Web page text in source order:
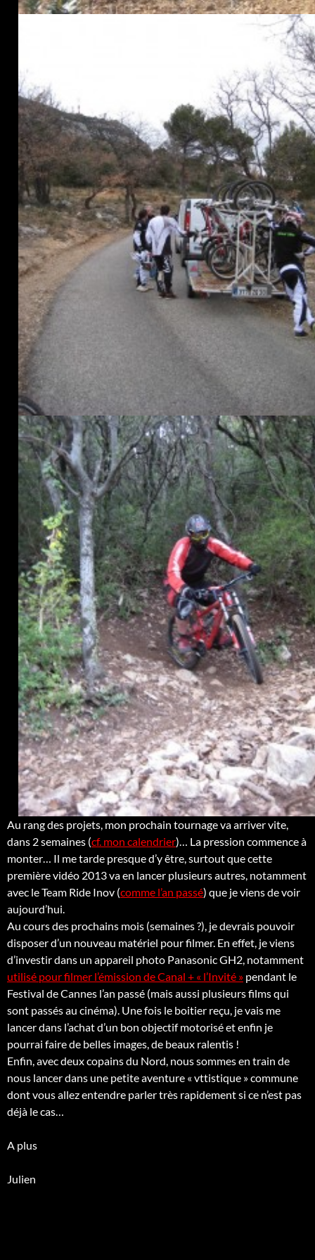
Au rang des projets, mon prochain tournage va arriver vite,
dans 2 semaines (cf. mon calendrier)… La pression commence à
monter… Il me tarde presque d’y être, surtout que cette
première vidéo 2013 va en lancer plusieurs autres, notamment
avec le Team Ride Inov (comme l’an passé) que je viens de voir
aujourd’hui.
Au cours des prochains mois (semaines ?), je devrais pouvoir
disposer d’un nouveau matériel pour filmer. En effet, je viens
d’investir dans un appareil photo Panasonic GH2, notamment
utilisé pour filmer l’émission de Canal + « l’Invité » pendant le
Festival de Cannes l’an passé (mais aussi plusieurs films qui
sont passés au cinéma). Une fois le boitier reçu, je vais me
lancer dans l’achat d’un bon objectif motorisé et enfin je
pourrai faire de belles images, de beaux ralentis !
Enfin, avec deux copains du Nord, nous sommes en train de
nous lancer dans une petite aventure « vttistique » commune
dont vous allez entendre parler très rapidement si ce n’est pas
déjà le cas…
A plus
Julien